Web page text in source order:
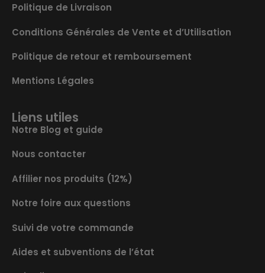
Politique de Livraison
Conditions Générales de Vente et d’Utilisation
Politique de retour et remboursement
Mentions Légales
Liens utiles
Notre Blog et guide
Nous contacter
Affilier nos produits (12%)
Notre foire aux questions
Suivi de votre commande
Aides et subventions de l’état